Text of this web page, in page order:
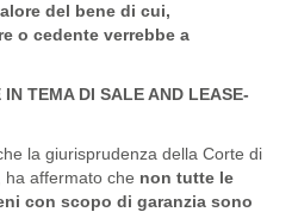
del bene di cui,
o cedente verrebbe a
TEMA DI SALE AND LEASE-
la giurisprudenza della Corte di
ha affermato che non tutte le
con scopo di garanzia sono